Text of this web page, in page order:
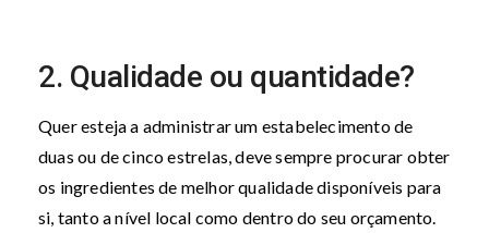
2. Qualidade ou quantidade?
Quer esteja a administrar um estabelecimento de
duas ou de cinco estrelas, deve sempre procurar obter
os ingredientes de melhor qualidade disponíveis para
si, tanto a nível local como dentro do seu orçamento.